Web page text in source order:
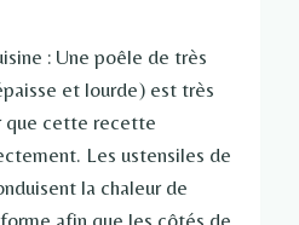
: Une poêle de très
et lourde) est très
que cette recette
Les ustensiles de
la chaleur de